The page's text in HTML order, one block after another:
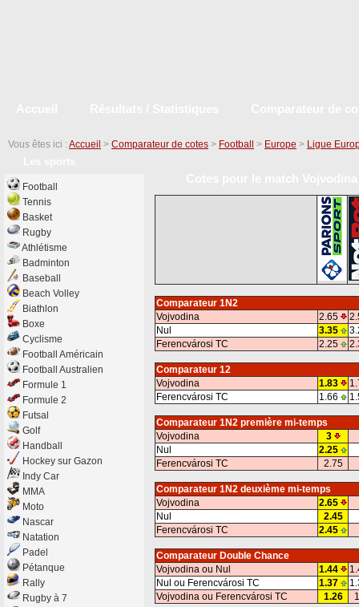
Vous êtes ici : Accueil > Comparateur de cotes > Football > Europe > Ligue
Comparateur 1N2
Vojvodina
2.65
Nul
3.35
Ferencvárosi TC
2.25
Comparateur 12
Vojvodina
1.83
Ferencvárosi TC
1.66
Comparateur 1N2 première mi-temps
Vojvodina
3
Nul
2.25
Ferencvárosi TC
2.75
Comparateur 1N2 deuxième mi-temps
Vojvodina
2.65
Nul
2.45
Ferencvárosi TC
2.45
Comparateur Double Chance
Vojvodina ou Nul
1.44
Nul ou Ferencvárosi TC
1.37
Vojvodina ou Ferencvárosi TC
1.26
Football
Tennis
Basket
Rugby
Athlétisme
Badminton
Baseball
Beach Volley
Biathlon
Boxe
Cyclisme
Football Américain
Football Australien
Formule 1
Formule 2
Futsal
Golf
Handball
Hockey sur Gazon
Indy Car
MMA
Moto
Nascar
Natation
Padel
Pétanque
Rally
Rugby à 7